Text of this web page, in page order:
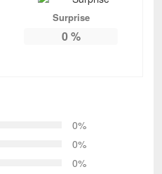
Surprise
0%
0%
0%
0%